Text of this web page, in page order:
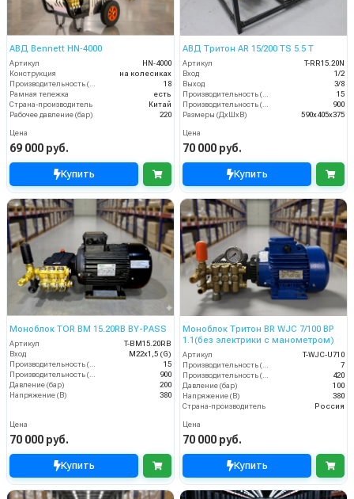
АВД Bennett HN‑4000
Артикул
HN‑4000
Конструкция
на колесиках
18
Рамная тележка
есть
Страна-производитель
Китай
Рабочее давление (бар)
220
Цена
69 000 руб.
Купить
АВД Тритон AR 15/200 TS 5.5 T
Артикул
T-RR15.20N
Вход
1/2
Выход
3/8
15
900
Размеры (ДхШхВ)
590х405х375
Цена
70 000 руб.
Купить
Моноблок TOR BM 15.20RB BY-PASS
Артикул
T-BM15.20RB
Вход
M22х1,5 (G)
15
900
Давление (бар)
200
Напряжение (В)
380
Цена
70 000 руб.
Купить
Моноблок Тритон BR WJC 7/100 BP
1.1(без электрики с манометром)
Артикул
T-WJC-U710
7
420
Давление (бар)
100
Напряжение (В)
380
Страна-производитель
Россия
Цена
70 000 руб.
Купить